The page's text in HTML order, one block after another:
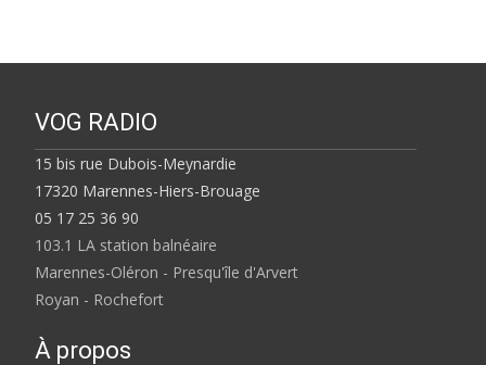
VOG RADIO
15 bis rue Dubois-Meynardie
17320 Marennes-Hiers-Brouage
05 17 25 36 90
103.1 LA station balnéaire
Marennes-Oléron - Presqu'île d'Arvert
Royan - Rochefort
À propos